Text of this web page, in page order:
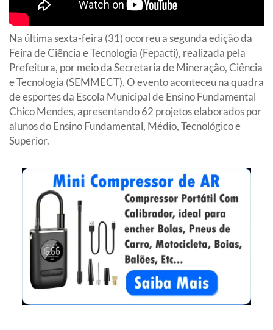
Na última sexta-feira (31) ocorreu a segunda edição da
Feira de Ciência e Tecnologia (Fepacti), realizada pela
Prefeitura, por meio da Secretaria de Mineração, Ciência
e Tecnologia (SEMMECT). O evento aconteceu na quadra
de esportes da Escola Municipal de Ensino Fundamental
Chico Mendes, apresentando 62 projetos elaborados por
alunos do Ensino Fundamental, Médio, Tecnológico e
Superior.